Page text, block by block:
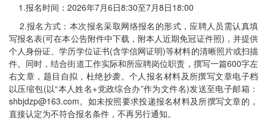
1.报名时间：2026年7月6日8:30至7月8日18:00
2.报名方式：本次报名采取网络报名的形式，应聘人员需认真填
写报名表(可在本公告附件中下载，附本人近期免冠证件照)，并提供
个人身份证、学历学位证书(含学信网证明)等材料的清晰照片或扫描
件。同时，结合街道工作实际和所应聘岗位职责，撰写一篇600字左
右文章，题目自拟，杜绝抄袭。个人报名材料及所撰写文章电子档
以压缩包(以“本人姓名+党政综合办”作为文件名)发送至电子邮箱：
shbjdzp@163.com。如未按照要求投递报名材料及所撰写文章的，
直接认定为不符合报名条件，不再另行通知。